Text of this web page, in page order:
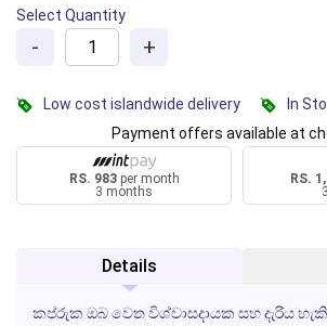
Select Quantity
- +
Low cost islandwide delivery
In
Payment offers available at
RS. 983per month
3 months
RS.
Details
කප්රුක ඔබ වෙත විශ්වාසදායක සහ දැරිය